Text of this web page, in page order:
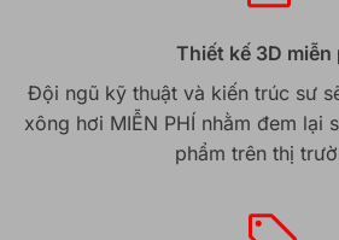
Thiết kế 3D miễn
Đội ngũ kỹ thuật và kiến trúc sư
xông hơi MIỄN PHÍ nhằm đem lại
phẩm trên thị